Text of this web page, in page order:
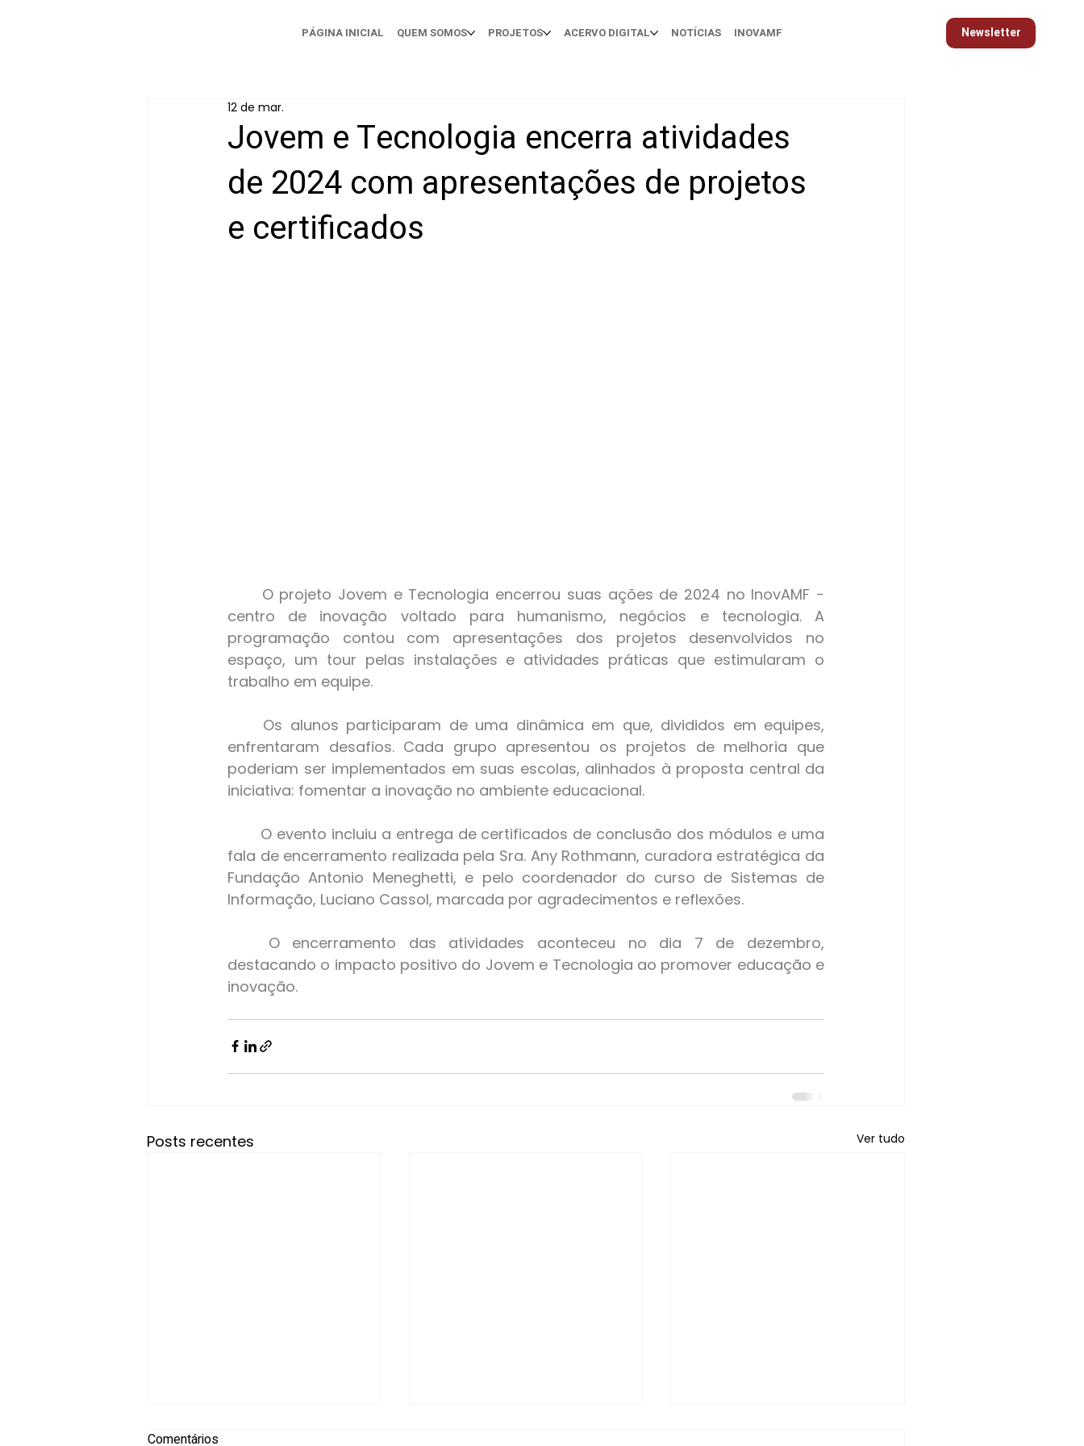
PÁGINA INICIAL QUEM SOMOS PROJETOS ACERVO DIGITAL NOTÍCIAS INOVAMF Newsletter
Jovem e Tecnologia encerra atividades
de 2024 com apresentações de projetos
e certificados
12 de mar.
centro de inovação voltado para humanismo, negócios e tecnologia. A
programação contou com apresentações dos projetos desenvolvidos no
espaço, um tour pelas instalações e atividades práticas que estimularam o
trabalho em equipe.
enfrentaram desafios. Cada grupo apresentou os projetos de melhoria que
poderiam ser implementados em suas escolas, alinhados à proposta central da
iniciativa: fomentar a inovação no ambiente educacional.
fala de encerramento realizada pela Sra. Any Rothmann, curadora estratégica da
Fundação Antonio Meneghetti, e pelo coordenador do curso de Sistemas de
Informação, Luciano Cassol, marcada por agradecimentos e reflexões.
destacando o impacto positivo do Jovem e Tecnologia ao promover educação e
inovação.
Posts recentes Ver tudo
Comentários